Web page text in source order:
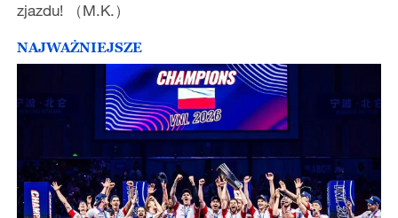
zjazdu! （M.K.）
NAJWAŻNIEJSZE